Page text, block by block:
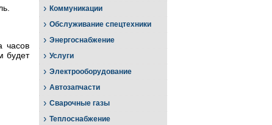
часов
будет
› Коммуникации
› Обслуживание спецтехники
› Энергоснабжение
› Услуги
› Электрооборудование
› Автозапчасти
› Сварочные газы
› Теплоснабжение